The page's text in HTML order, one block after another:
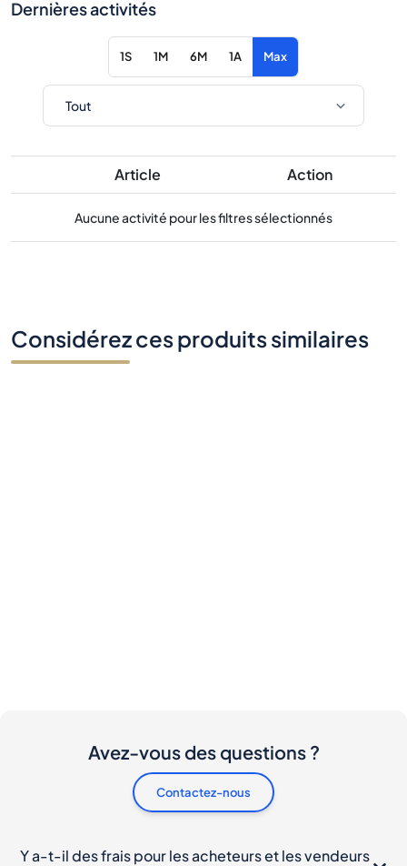
Dernières activités
1S 1M 6M 1A Max
Article Action
Aucune activité pour les filtres sélectionnés
Considérez ces produits similaires
Avez-vous des questions ?
Contactez-nous
Y a-t-il des frais pour les acheteurs et les vendeurs